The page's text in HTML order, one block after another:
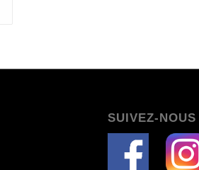
SUIVEZ-NOUS